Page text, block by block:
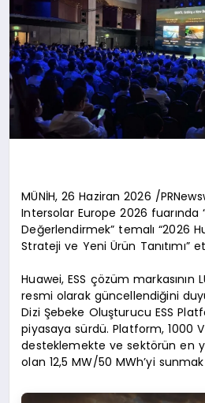
YAŞAM
MÜNİH, 26 Haziran 2026 /
Intersolar Europe 2026 fuarında
Değerlendirmek” temalı “2026
Strateji ve Yeni Ürün Tanıtımı”
Huawei, ESS çözüm markasının
resmi olarak güncellendiğini
Dizi Şebeke Oluşturucu ESS
piyasaya sürdü. Platform, 1000
desteklemekte ve sektörün en
olan 12,5 MW/50 MWh’yi